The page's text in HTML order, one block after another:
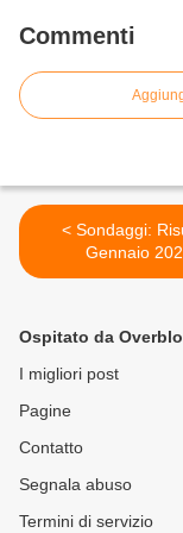
Commenti
< Sondaggi: Risultati
Gennaio
Ospitato da
I migliori post
Pagine
Contatto
Segnala abuso
Termini di servizio